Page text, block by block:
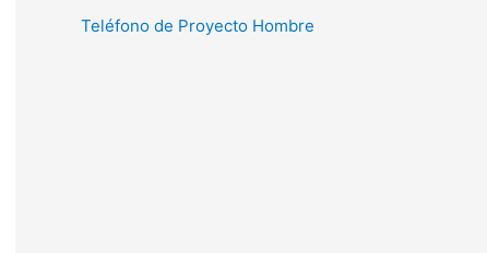
Teléfono de Proyecto Hombre